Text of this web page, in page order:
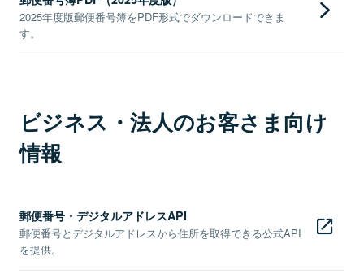
2025年度版郵便番号簿をPDF形式でダウンロードできま
す。
ビジネス・法人のお客さま向け
情報
郵便番号・デジタルアドレスAPI
郵便番号とデジタルアドレスから住所を取得できる公式API
を提供。